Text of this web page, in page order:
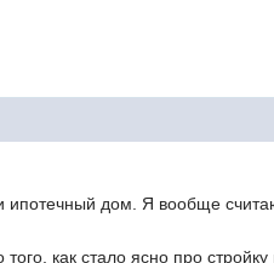
дом. Я вообще
как стало ясно про стройку